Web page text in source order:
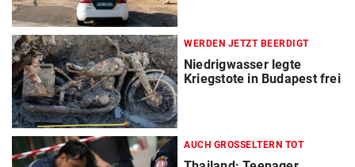
WERDEN JETZT BEERDIGT
Niedrigwasser legte
Kriegstote in Budapest frei
AUCH GROSSELTERN TOT